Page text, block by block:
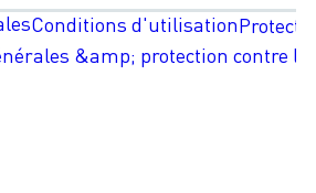
Conditions d'utilisation
&amp; protection contre